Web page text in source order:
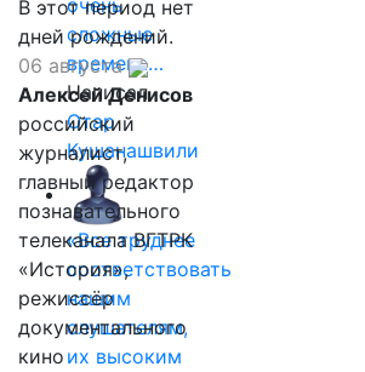
очень
сложные
времена…
Написал
Отар
Кушанашвили
«Все труднее
соответствовать
нашим
слушателям,
их высоким
В этот период нет
дней рождений.
06 августа
Алексей Денисов
российский
журналист,
главный редактор
познавательного
телеканала ВГТРК
«История»,
режиссёр
документального
кино